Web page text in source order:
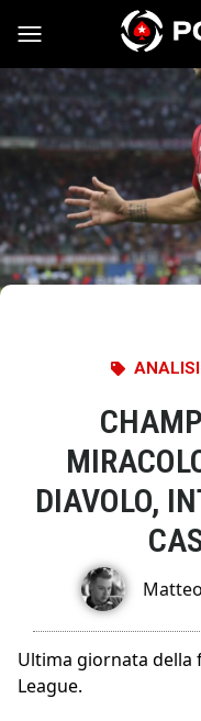
Vai al contenuto
ANALISI
DIAVOLO,
Ultima giornata della
League.